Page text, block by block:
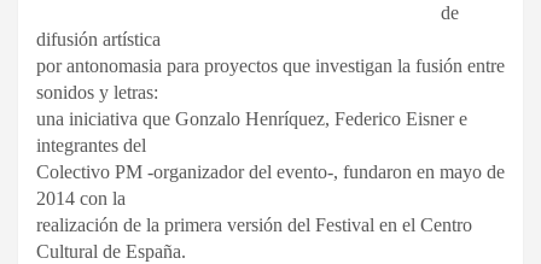
de
difusión artística
por antonomasia para proyectos que investigan la fusión entre
sonidos y letras:
una iniciativa que Gonzalo Henríquez, Federico Eisner e
integrantes del
Colectivo PM -organizador del evento-, fundaron en mayo de
2014 con la
realización de la primera versión del Festival en el Centro
Cultural de España.